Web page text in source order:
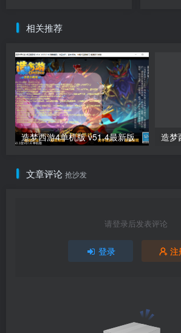
相关推荐
造梦西游4单机版 v51.4最新版 造梦
文章评论 抢沙发
请登录后发表评论
登录 注